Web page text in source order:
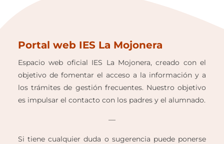
Portal web IES La Mojonera
Espacio web oficial IES La Mojonera, creado con el
objetivo de fomentar el acceso a la información y a
los trámites de gestión frecuentes. Nuestro objetivo
es impulsar el contacto con los padres y el alumnado.
—
Si tiene cualquier duda o sugerencia puede ponerse